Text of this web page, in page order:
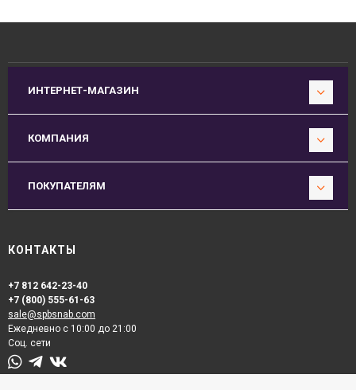
ИНТЕРНЕТ-МАГАЗИН
КОМПАНИЯ
ПОКУПАТЕЛЯМ
КОНТАКТЫ
+7 812 642-23-40
+7 (800) 555-61-63
sale@spbsnab.com
Ежедневно с 10:00 до 21:00
Соц. сети